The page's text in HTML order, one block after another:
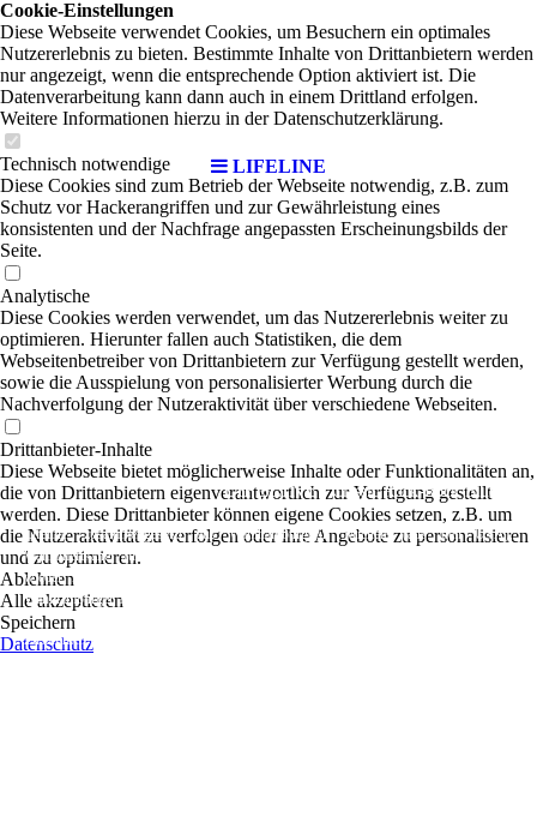
LIFELINE
LIFELINE |Classic Rock-Rock-Blues
Lifeline, zusammengesetzt aus Wahlhamburgerin Michele (aus den USA),
Wahlamerikaner Jürgen (irgendwann mal aus Hamburg, jetzt nach zwei Dekaden
wieder in Hamburg), Wahlhamburger Rene’ (östlich der Elbe) sowie Manni,
Wahlhamburger aus Hamburg.
Zusammen haben wir irgendwo zwischen 900-1000 Auftritte in verschiedenen
Cookie-Einstellungen
Diese Webseite verwendet Cookies, um Besuchern ein optimales
Nutzererlebnis zu bieten. Bestimmte Inhalte von Drittanbietern werden
nur angezeigt, wenn die entsprechende Option aktiviert ist. Die
Datenverarbeitung kann dann auch in einem Drittland erfolgen.
Weitere Informationen hierzu in der Datenschutzerklärung.
Technisch notwendige
Diese Cookies sind zum Betrieb der Webseite notwendig, z.B. zum
Schutz vor Hackerangriffen und zur Gewährleistung eines
konsistenten und der Nachfrage angepassten Erscheinungsbilds der
Seite.
Analytische
Diese Cookies werden verwendet, um das Nutzererlebnis weiter zu
optimieren. Hierunter fallen auch Statistiken, die dem
Webseitenbetreiber von Drittanbietern zur Verfügung gestellt werden,
sowie die Ausspielung von personalisierter Werbung durch die
Nachverfolgung der Nutzeraktivität über verschiedene Webseiten.
Drittanbieter-Inhalte
Diese Webseite bietet möglicherweise Inhalte oder Funktionalitäten an,
die von Drittanbietern eigenverantwortlich zur Verfügung gestellt
werden. Diese Drittanbieter können eigene Cookies setzen, z.B. um
die Nutzeraktivität zu verfolgen oder ihre Angebote zu personalisieren
und zu optimieren.
Ablehnen
Alle akzeptieren
Speichern
Datenschutz